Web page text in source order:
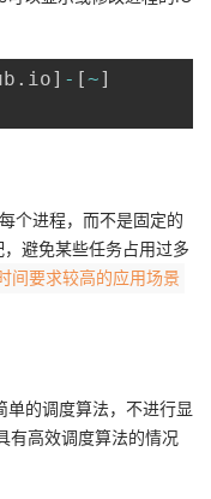
. io] - [~]
个进程，而不是固定的
避免某些任务占用过多
间要求较高的应用场景
的调度算法，不进行显
有高效调度算法的情况